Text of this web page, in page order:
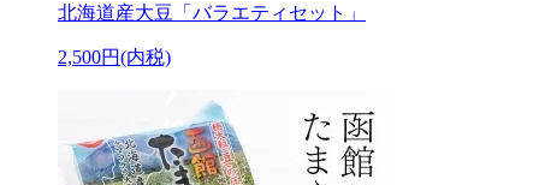
北海道産大豆「バラエティセット」
2,500円(内税)